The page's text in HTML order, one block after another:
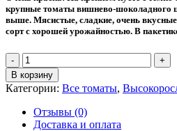
80 ₽.
крупные томаты вишнево-шоколадного
выше. Мясистые, сладкие, очень
сорт с хорошей урожайностью. В
Количество
товара
Вишневый
от
Зузи
В корзину
Категории: Все томаты,
Отзывы (0)
Доставка и оплата